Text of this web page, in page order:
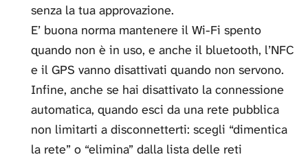
senza la tua approvazione.
E’ buona norma mantenere il Wi-Fi spento
quando non è in uso, e anche il bluetooth, l’NFC
e il GPS vanno disattivati quando non servono.
Infine, anche se hai disattivato la connessione
automatica, quando esci da una rete pubblica
non limitarti a disconnetterti: scegli “dimentica
la rete” o “elimina” dalla lista delle reti